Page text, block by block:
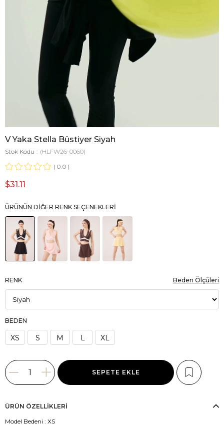
V Yaka Stella Büstiyer Siyah
Stok Kodu
(HLFW26-0060)
0.0
$31.11
ÜRÜNÜN DIĞER RENK SEÇENEKLERI
RENK
BEDEN
XS S M L XL
Beden Ölçüleri
ÜRÜN ÖZELLIKLERI
Model Bedeni : XS